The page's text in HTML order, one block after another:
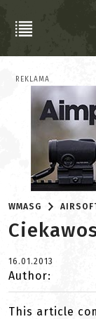
REKLAMA
WMASG
16.01.2013
Author:
This article